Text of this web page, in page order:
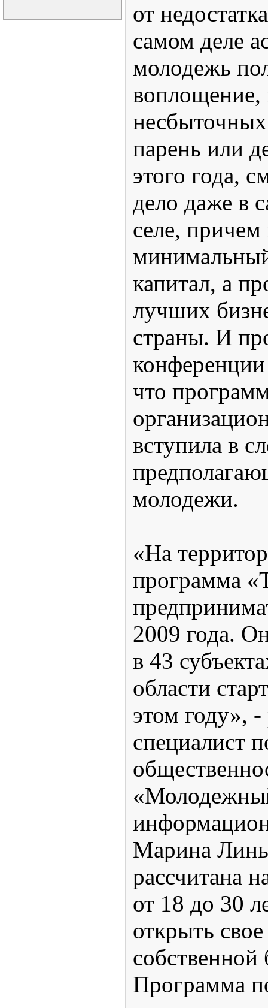
от
самом деле
молодежь
воплощение,
парень или
этого года,
дело даже в
селе,
капитал, а
лучших
страны. И
что
вступила в
молодежи.
«На
программа
2009 года.
в 43
области
этом году», -
специалист
Марина
рассчитана
от 18 до 30
открыть
собственной
Программа